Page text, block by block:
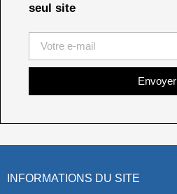
seul site
Envoyer
INFORMATIONS DU SITE